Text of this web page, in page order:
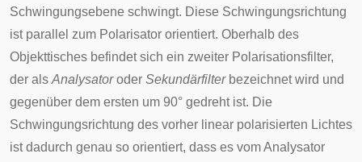
Schwingungsebene schwingt. Diese Schwingungsrichtung
ist parallel zum Polarisator orientiert. Oberhalb des
Objekttisches befindet sich ein zweiter Polarisationsfilter,
der als Analysatoroder Sekundärfilterbezeichnet wird und
gegenüber dem ersten um 90° gedreht ist. Die
Schwingungsrichtung des vorher linear polarisierten Lichtes
ist dadurch genau so orientiert, dass es vom Analysator